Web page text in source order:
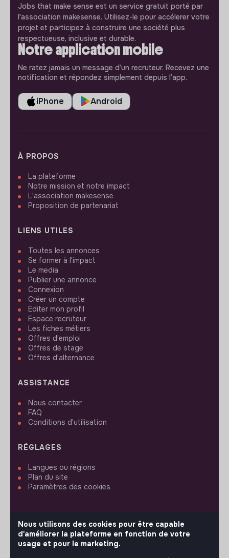
Jobs that make sense est un service gratuit porté par
l'association makesense. Utilisez-le pour accélerer votre
projet et participez à construire une société plus
respectueuse, inclusive et durable.
Notre application mobile
Ne ratez jamais un message d’un recruteur. Recevez une
notification et répondez simplement depuis l’app.
iPhone Android
À PROPOS
La plateforme
Notre mission et notre impact
L'association makesense
Proposition de partenariat
LIENS UTILES
Toutes les annonces
Se former à l'impact
Le media
Publier une annonce
Connexion
Créer un compte
Editer mon profil
Espace recruteur
Les fiches métiers
Offres d'emploi
Offres de stage
Offres d'alternance
ASSISTANCE
Nous contacter
FAQ
Conditions d'utilisation
RÉGLAGES
Langues ou régions
Plan du site
Paramètres des cookies
SUIVEZ-NOUS
Nous utilisons des cookies pour être capable
d'améliorer la plateforme en fonction de votre
usage et pour le marketing.